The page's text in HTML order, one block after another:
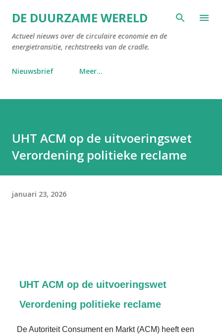
Doorgaan naar hoofdcontent
DE DUURZAME WERELD
Actueel nieuws over de circulaire economie en de
energietransitie, rechtstreeks van de cradle.
Nieuwsbrief Meer…
UHT ACM op de uitvoeringswet
Verordening politieke reclame
januari 23, 2026
UHT ACM op de uitvoeringswet
Verordening politieke reclame
De Autoriteit Consument en Markt (ACM) heeft een